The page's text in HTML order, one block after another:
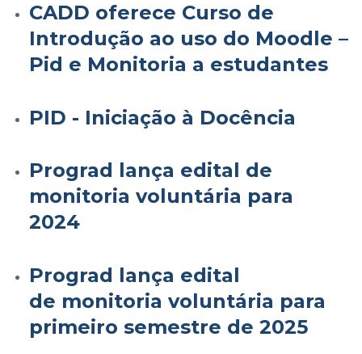
CADD oferece Curso de
Introdução ao uso do Moodle –
Pid e Monitoria a estudantes
PID - Iniciação à Docência
Prograd lança edital de
monitoria voluntária para
2024
Prograd lança edital
de monitoria voluntária para
primeiro semestre de 2025